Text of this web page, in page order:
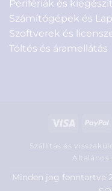
Perifériák és
Számítógépek és
Szoftverek és
Töltés és áramellátás
Visa
Szállítás és
Általános
Minden jog fenntartva